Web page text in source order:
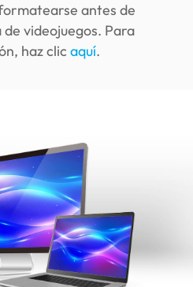
antes de
videojuegos. Para
haz clic aquí.